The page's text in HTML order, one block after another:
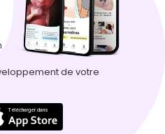
de votre